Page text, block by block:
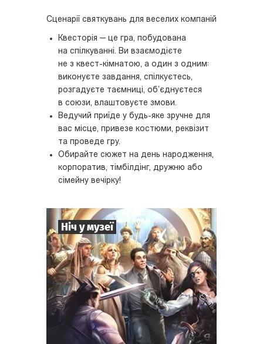
Сценарії святкувань для веселих компаній
Квесторія — це гра, побудована
на спілкуванні. Ви взаємодієте
не з квест-кімнатою, а один з одним:
виконуєте завдання, спілкуєтесь,
розгадуєте таємниці, об’єднуєтеся
в союзи, влаштовуєте змови.
Ведучий приїде у будь-яке зручне для
вас місце, привезе костюми, реквізит
та проведе гру.
Обирайте сюжет на день народження,
корпоратив, тімбілдінг, дружню або
сімейну вечірку!
Ніч у музеї
Гравців 8-35
Час гри 2-3 год.
Тематика Пригоди
Тип квесту Квесторія